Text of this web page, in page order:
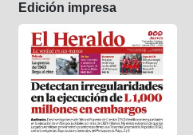
Edición impresa